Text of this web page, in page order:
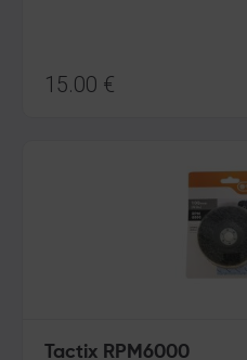
15.00 €
Tactix RPM6000